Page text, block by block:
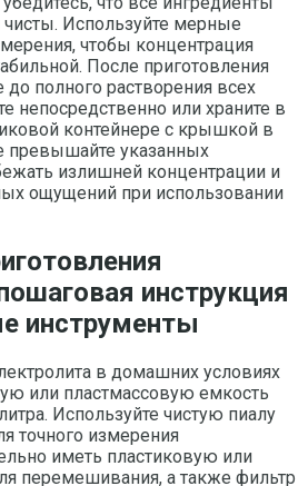
Используйте мерные
чтобы концентрация
После приготовления
полного растворения всех
непосредственно или храните в
контейнере с крышкой в
превышайте указанных
излишней концентрации и
ощущений при использовании
инструкция
инструменты
в домашних условиях
или пластмассовую емкость
Используйте чистую пиалу
точного измерения
иметь пластиковую или
перемешивания, а также фильтр